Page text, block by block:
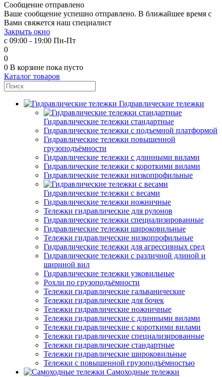
Сообщение отправлено
Ваше сообщение успешно отправлено. В ближайшее время с
Вами свяжется наш специалист
Закрыть окно
с 09:00 - 19:00 Пн-Пт
0
0
0 В корзине пока пусто
Каталог товаров
Гидравлические тележки
Гидравлические тележки стандартные
Гидравлические тележки с подъемной платформой
Гидравлические тележки повышенной
грузоподъёмности
Гидравлические тележки с длинными вилами
Гидравлические тележки с короткими вилами
Гидравлические тележки низкопрофильные
Гидравлические тележки с весами
Гидравлические тележки ножничные
Тележки гидравлические для рулонов
Гидравлические тележки специализированные
Гидравлические тележки широковильные
Тележки гидравлические низкопрофильные
Гидравлические тележки для агрессивных сред
Гидравлические тележки с различной длиной и
шириной вил
Гидравлические тележки узковильные
Рохли по грузоподъёмности
Тележки гидравлические гальванические
Тележки гидравлические для бочек
Тележки гидравлические ножничные
Тележки гидравлические с длинными вилами
Тележки гидравлические с короткими вилами
Тележки гидравлические специализированные
Тележки гидравлические стандартные
Тележки гидравлические широковильные
Тележки с повышенной грузоподъёмностью
Самоходные тележки